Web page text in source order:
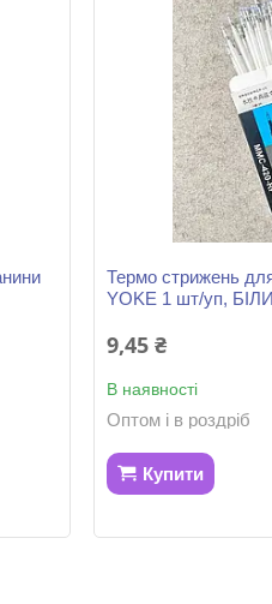
Термо стрижень
YOKE 1 шт/уп,
9,45 ₴
В наявності
Оптом і в роздріб
Купити